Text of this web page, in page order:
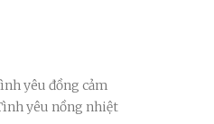
yêu đồng cảm
yêu nồng nhiệt